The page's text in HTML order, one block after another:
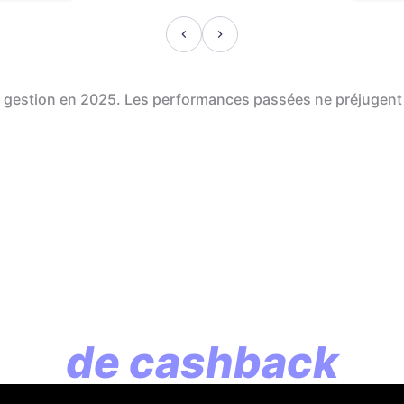
en 2025. Les performances passées ne
de cashback